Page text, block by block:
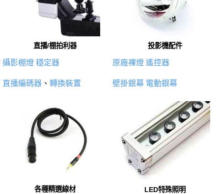
直播/棚拍利器
攝影棚燈 穩定器
直播編碼器 、 轉換裝置
投影機配件
原廠裸燈 遙控器
壁掛銀幕 電動銀幕
各種精選線材 LED特殊照明